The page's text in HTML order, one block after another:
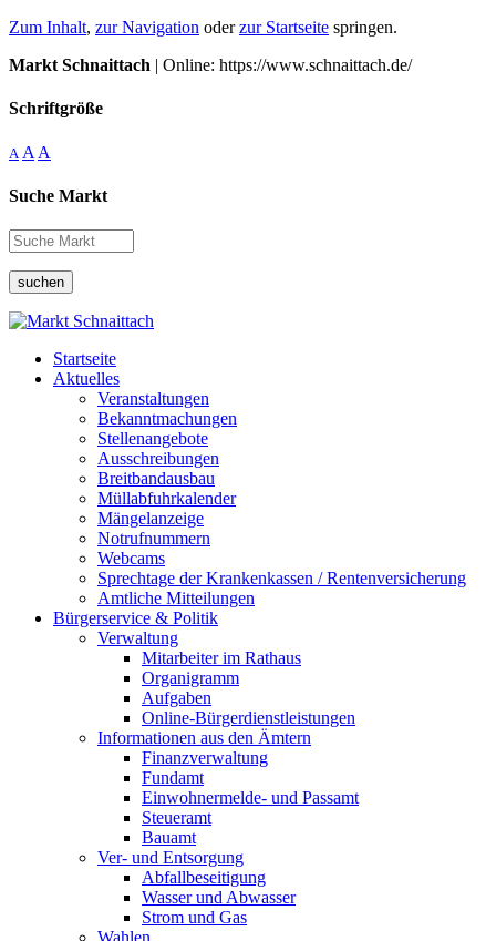
Zum Inhalt, zur Navigation oderzur Startseite springen.
Markt Schnaittach | Online: https://www.schnaittach.de/
Schriftgröße
A A A
Suche Markt
suchen
Startseite
Aktuelles
Veranstaltungen
Bekanntmachungen
Stellenangebote
Ausschreibungen
Breitbandausbau
Müllabfuhrkalender
Mängelanzeige
Notrufnummern
Webcams
Sprechtage der Krankenkassen / Rentenversicherung
Amtliche Mitteilungen
Bürgerservice & Politik
Verwaltung
Mitarbeiter im Rathaus
Organigramm
Aufgaben
Online-Bürgerdienstleistungen
Informationen aus den Ämtern
Finanzverwaltung
Fundamt
Einwohnermelde- und Passamt
Steueramt
Bauamt
Ver- und Entsorgung
Abfallbeseitigung
Wasser und Abwasser
Strom und Gas
Wahlen